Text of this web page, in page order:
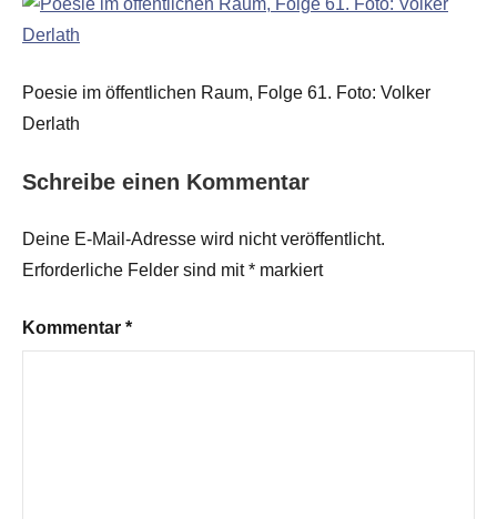
Poesie im öffentlichen Raum, Folge 61. Foto: Volker
Derlath
Schreibe einen Kommentar
Deine E-Mail-Adresse wird nicht veröffentlicht.
Erforderliche Felder sind mit* markiert
Kommentar *